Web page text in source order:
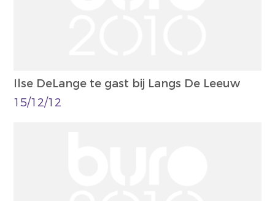
Ilse DeLange te gast bij Langs De Leeuw
15/12/12